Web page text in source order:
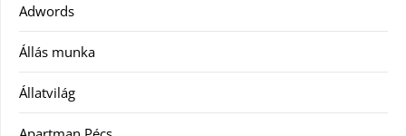
Adwords
Állás munka
Állatvilág